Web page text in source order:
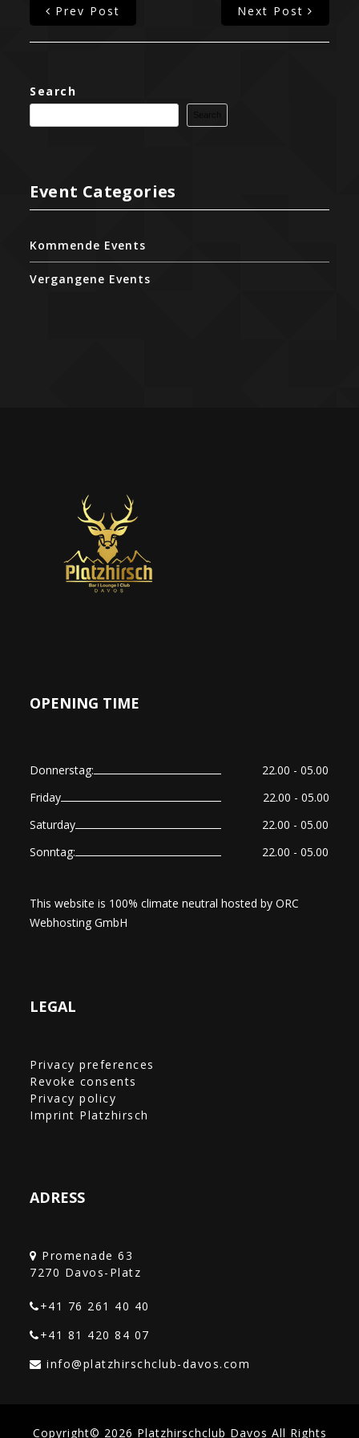
Prev Post Next Post
Search
Event Categories
Kommende Events
Vergangene Events
OPENING TIME
Donnerstag:
22.00 - 05.00
Friday
22.00 - 05.00
Saturday
22.00 - 05.00
Sonntag:
22.00 - 05.00
This website is 100% climate neutral hosted byORC
Webhosting GmbH
LEGAL
Privacy preferences
Revoke consents
Privacy policy
Imprint Platzhirsch
ADRESS
Promenade 63
+41 76 261 40 40‎
+41 81 420 84 07
Copyright© 2026 Platzhirschclub Davos All Rights